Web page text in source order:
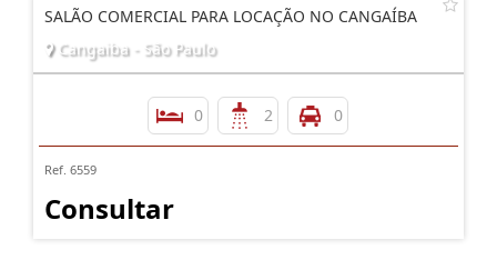
SALÃO COMERCIAL PARA LOCAÇÃO NO CANGAÍBA
Cangaiba - São Paulo
0 2 0
Ref. 6559
Consultar